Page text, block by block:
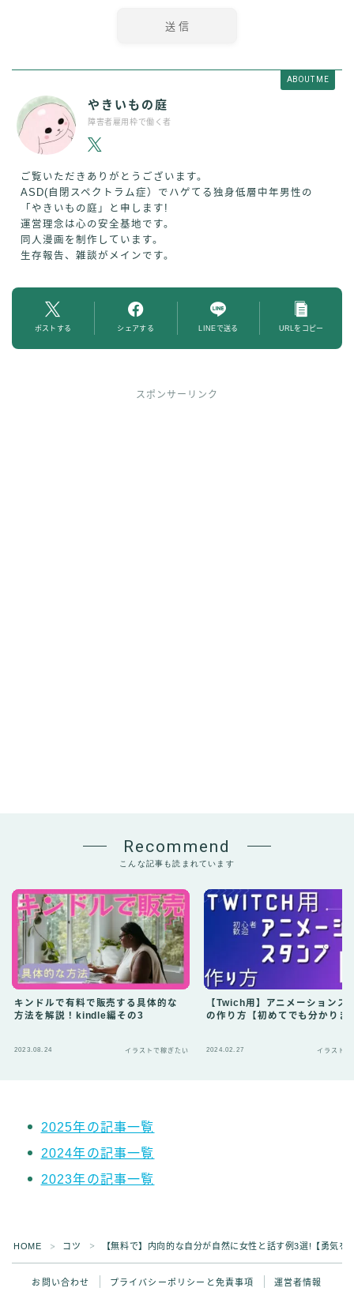
Follow Me ブログ更新の励みになります！
ABOUT ME
やきいもの庭
障害者雇用枠で働く者
ご覧いただきありがとうございます。
ASD(自閉スペクトラム症）でハゲてる独身低層中年男性の
「やきいもの庭」と申します!
運営理念は心の安全基地です。
同人漫画を制作しています。
生存報告、雑談がメインです。
ポストする シェアする LINEで送る URLをコピー
スポンサーリンク
Recommend
こんな記事も読まれています
キンドルで有料で販売する具体的な
方法を解説！kindle編その3
2023.08.24 イラストで稼ぎたい
【Twich用】アニメーションス
の作り方【初めてでも分かりま
2024.02.27 イラストで
2025年の記事一覧
2024年の記事一覧
2023年の記事一覧
HOME ＞ コツ ＞ 【無料で】内向的な自分が自然に女性と話す例3選!【勇気を
お問い合わせ プライバシーポリシーと免責事項 運営者情報